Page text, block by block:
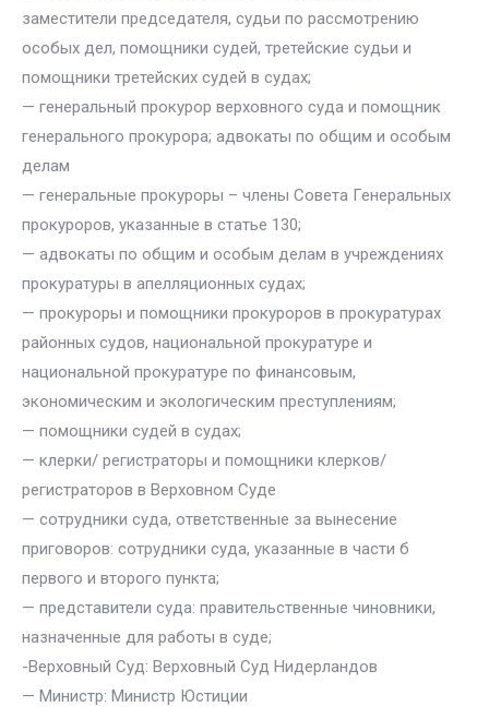
заместители председателя, судьи по рассмотрению
особых дел, помощники судей, третейские судьи и
помощники третейских судей в судах;
— генеральный прокурор верховного суда и помощник
генерального прокурора; адвокаты по общим и особым
делам
— генеральные прокуроры – члены Совета Генеральных
прокуроров, указанные в статье 130;
— адвокаты по общим и особым делам в учреждениях
прокуратуры в апелляционных судах;
— прокуроры и помощники прокуроров в прокуратурах
районных судов, национальной прокуратуре и
национальной прокуратуре по финансовым,
экономическим и экологическим преступлениям;
— помощники судей в судах;
— клерки/ регистраторы и помощники клерков/
регистраторов в Верховном Суде
— сотрудники суда, ответственные за вынесение
приговоров: сотрудники суда, указанные в части б
первого и второго пункта;
— представители суда: правительственные чиновники,
назначенные для работы в суде;
-Верховный Суд: Верховный Суд Нидерландов
— Министр: Министр Юстиции